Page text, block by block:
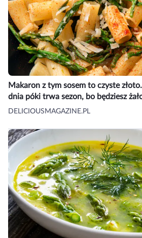
Makaron z tym sosem to czyste
dnia póki trwa sezon, bo będziesz
DELICIOUSMAGAZINE.PL